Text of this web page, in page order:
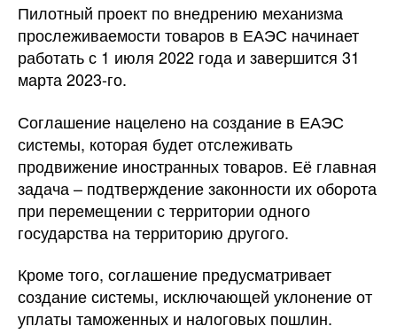
Пилотный проект по внедрению механизма
прослеживаемости товаров в ЕАЭС начинает
работать с 1 июля 2022 года и завершится 31
марта 2023-го.
Соглашение нацелено на создание в ЕАЭС
системы, которая будет отслеживать
продвижение иностранных товаров. Её главная
задача – подтверждение законности их оборота
при перемещении с территории одного
государства на территорию другого.
Кроме того, соглашение предусматривает
создание системы, исключающей уклонение от
уплаты таможенных и налоговых пошлин.